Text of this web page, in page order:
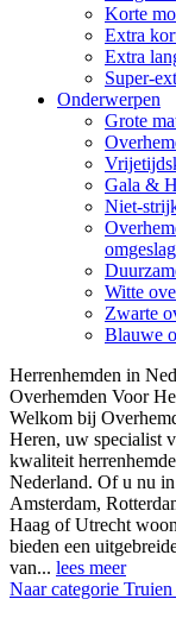
Korte
Extra
Extra
Super-
Onderwerpen
Grote
Gala &
Niet-
Witte
Zwarte
Blauwe
Herrenhemden in
Overhemden Voor
Welkom bij
Heren, uw specialist
kwaliteit
Nederland. Of u nu in
Amsterdam,
Haag of Utrecht
bieden een
van... lees meer
Naar categorie